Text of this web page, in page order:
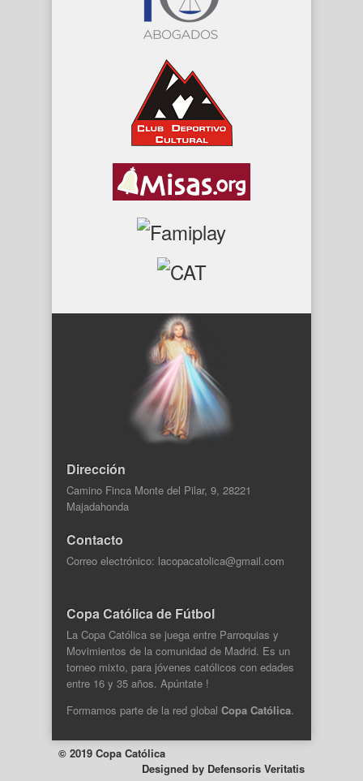
Dirección
Camino Finca Monte del Pilar, 9, 28221
Majadahonda
Contacto
Correo electrónico: lacopacatolica@gmail.com
Copa Católica de Fútbol
La Copa Católica se juega entre Parroquias y
Movimientos de la comunidad de Madrid. Es un
torneo mixto, para jóvenes católicos con edades
entre 16 y 35 años. Apúntate !
Formamos parte de la red global Copa Católica.
© 2019 Copa Católica
Designed by Defensoris Veritatis